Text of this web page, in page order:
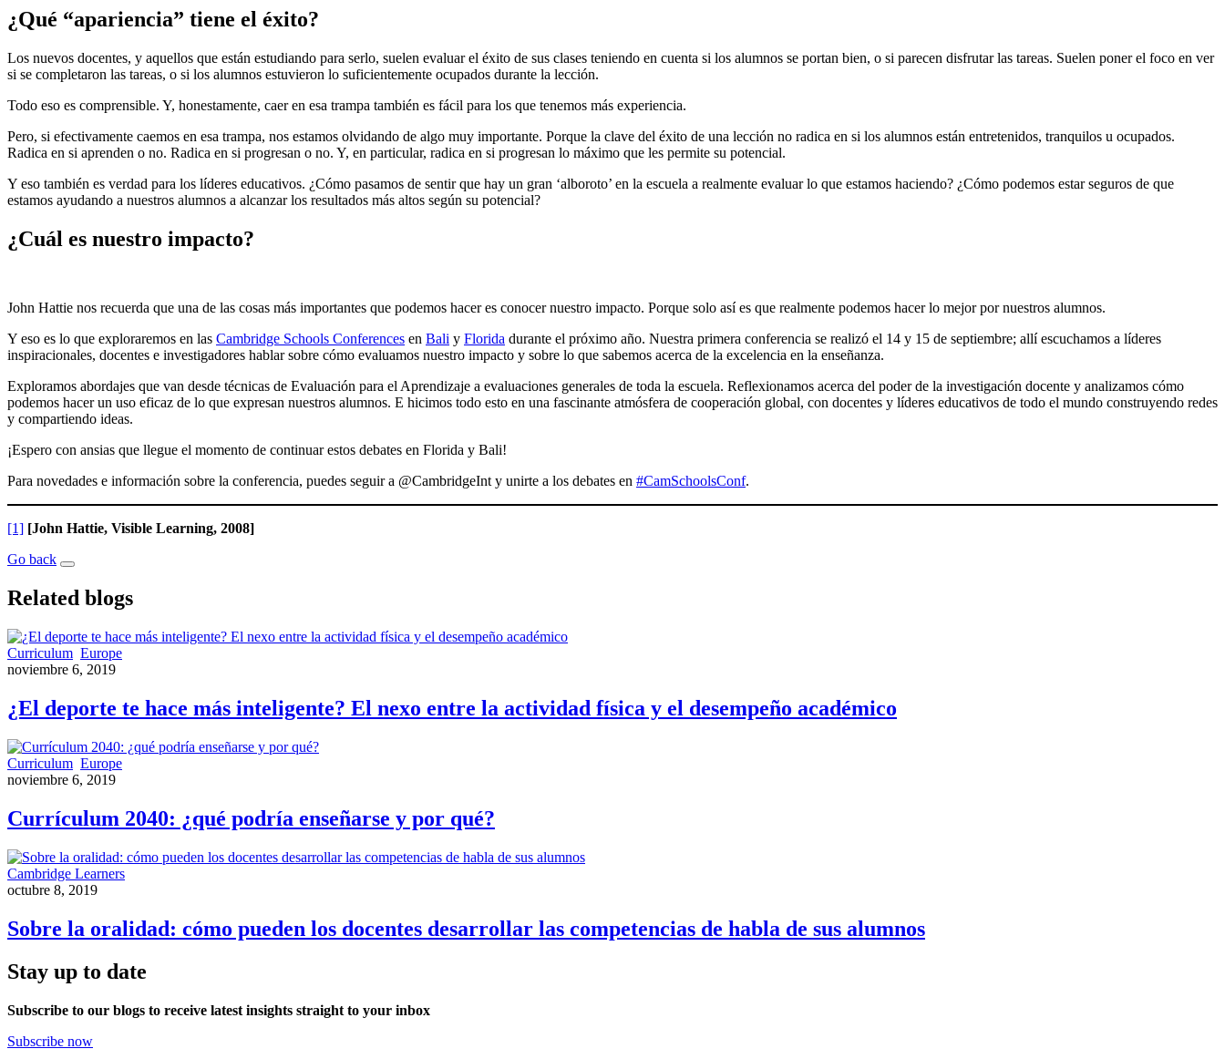
¿Qué “apariencia” tiene el éxito?
Los nuevos docentes, y aquellos que están estudiando para serlo, suelen evaluar el éxito de sus clases teniendo en cuenta si los alumnos se portan bien, o si parecen disfrutar las tareas. Suelen poner el foco en ver
si se completaron las tareas, o si los alumnos estuvieron lo suficientemente ocupados durante la lección.
Todo eso es comprensible. Y, honestamente, caer en esa trampa también es fácil para los que tenemos más experiencia.
Pero, si efectivamente caemos en esa trampa, nos estamos olvidando de algo muy importante. Porque la clave del éxito de una lección no radica en si los alumnos están entretenidos, tranquilos u ocupados.
Radica en si aprenden o no. Radica en si progresan o no. Y, en particular, radica en si progresan lo máximo que les permite su potencial.
Y eso también es verdad para los líderes educativos. ¿Cómo pasamos de sentir que hay un gran ‘alboroto’ en la escuela a realmente evaluar lo que estamos haciendo? ¿Cómo podemos estar seguros de que
estamos ayudando a nuestros alumnos a alcanzar los resultados más altos según su potencial?
¿Cuál es nuestro impacto?
John Hattie nos recuerda que una de las cosas más importantes que podemos hacer es conocer nuestro impacto. Porque solo así es que realmente podemos hacer lo mejor por nuestros alumnos.
Y eso es lo que exploraremos en las Cambridge Schools Conferences en Bali y Florida durante el próximo año. Nuestra primera conferencia se realizó el 14 y 15 de septiembre; allí escuchamos a líderes
inspiracionales, docentes e investigadores hablar sobre cómo evaluamos nuestro impacto y sobre lo que sabemos acerca de la excelencia en la enseñanza.
Exploramos abordajes que van desde técnicas de Evaluación para el Aprendizaje a evaluaciones generales de toda la escuela. Reflexionamos acerca del poder de la investigación docente y analizamos cómo
podemos hacer un uso eficaz de lo que expresan nuestros alumnos. E hicimos todo esto en una fascinante atmósfera de cooperación global, con docentes y líderes educativos de todo el mundo construyendo redes
y compartiendo ideas.
¡Espero con ansias que llegue el momento de continuar estos debates en Florida y Bali!
Para novedades e información sobre la conferencia, puedes seguir a @CambridgeInt y unirte a los debates en #CamSchoolsConf.
[1] [John Hattie, Visible Learning, 2008]
Go back
Related blogs
Curriculum Europe
noviembre 6, 2019
¿El deporte te hace más inteligente? El nexo entre la actividad física y el desempeño académico
Curriculum Europe
noviembre 6, 2019
Currículum 2040: ¿qué podría enseñarse y por qué?
Cambridge Learners
octubre 8, 2019
Sobre la oralidad: cómo pueden los docentes desarrollar las competencias de habla de sus alumnos
Stay up to date
Subscribe to our blogs to receive latest insights straight to your inbox
Subscribe now